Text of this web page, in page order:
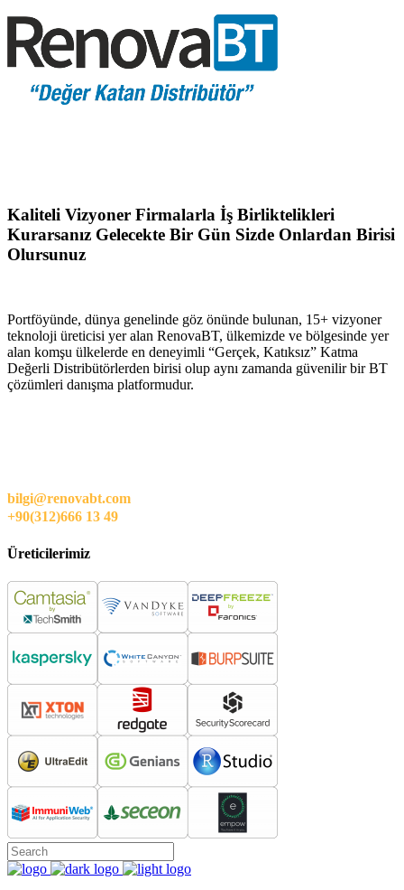
Kaliteli Vizyoner Firmalarla İş Birliktelikleri
Kurarsanız Gelecekte Bir Gün Sizde Onlardan Birisi
Olursunuz
Portföyünde, dünya genelinde göz önünde bulunan, 15+ vizyoner
teknoloji üreticisi yer alan RenovaBT, ülkemizde ve bölgesinde yer
alan komşu ülkelerde en deneyimli “Gerçek, Katıksız” Katma
Değerli Distribütörlerden birisi olup aynı zamanda güvenilir bir BT
çözümleri danışma platformudur.
bilgi@renovabt.com
+90(312)666 13 49
Üreticilerimiz